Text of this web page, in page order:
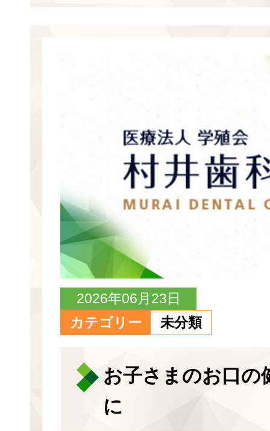
2026年06月23日
カテゴリー
未分類
お子さまのお口の
に